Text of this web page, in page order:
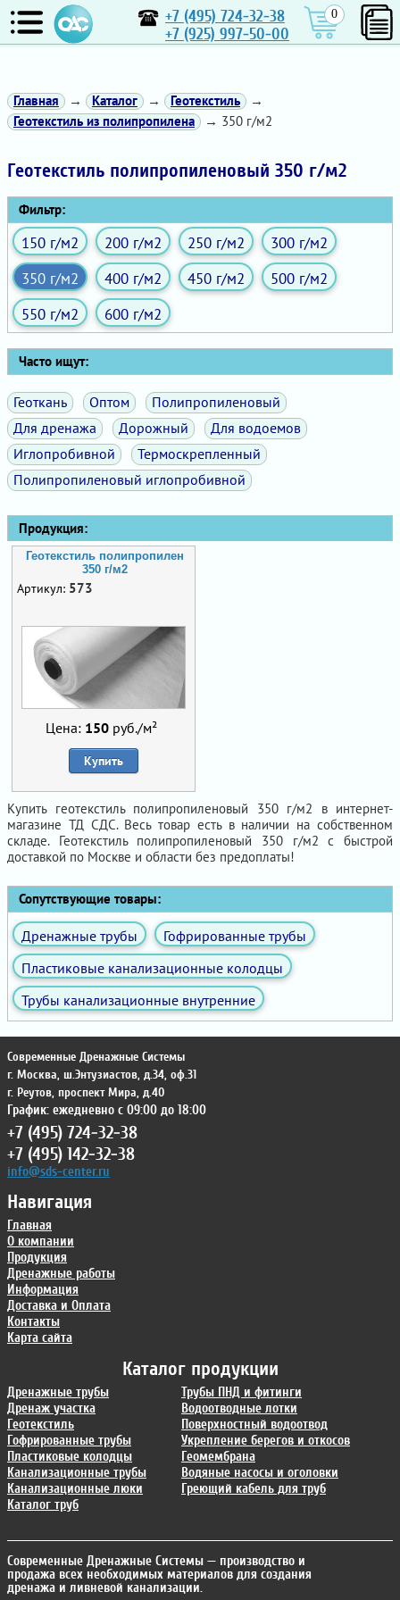
+7 (495) 724-32-38
+7 (925) 997-50-00
0
Главная → Каталог → Геотекстиль
→
Геотекстиль из полипропилена
→ 350 г/м2
Геотекстиль полипропиленовый 350 г/м2
Фильтр:
150 г/м2 200 г/м2 250 г/м2
300 г/м2
350 г/м2
400 г/м2 450 г/м2
500 г/м2
550 г/м2
600 г/м2
Часто ищут:
Геоткань Оптом
Полипропиленовый
Для дренажа
Дорожный
Для водоемов
Иглопробивной
Термоскрепленный
Полипропиленовый иглопробивной
Продукция:
Геотекстиль полипропилен
350 г/м2
Артикул: 573
Цена: 150 руб./м²
Купить
Купить геотекстиль полипропиленовый 350 г/м2 в интернет-
магазине ТД СДС. Весь товар есть в наличии на собственном
складе. Геотекстиль полипропиленовый 350 г/м2 с быстрой
доставкой по Москве и области без предоплаты!
Сопутствующие товары:
Дренажные трубы
Гофрированные трубы
Пластиковые канализационные колодцы
Трубы канализационные внутренние
Каталог продукции
Дренажные трубы
Дренаж участка
Геотекстиль
Гофрированные трубы
Пластиковые колодцы
Канализационные трубы
Канализационные люки
Каталог труб
Трубы ПНД и фитинги
Водоотводные лотки
Поверхностный водоотвод
Укрепление берегов и откосов
Геомембрана
Водяные насосы и оголовки
Греющий кабель для труб
Навигация
Главная
О компании
Продукция
Дренажные работы
Информация
Доставка и Оплата
Контакты
Карта сайта
Современные Дренажные Системы
г. Москва, ш.Энтузиастов, д.34, оф.31
г. Реутов, проспект Мира, д.40
График: ежедневно с 09:00 до 18:00
+7 (495) 724-32-38
+7 (495) 142-32-38
info@sds-center.ru
Современные Дренажные Системы — производство и
продажа всех необходимых материалов для создания
дренажа и ливневой канализации.